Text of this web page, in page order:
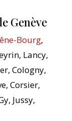
Genève
Bourg,
Lancy,
Cologny,
Corsier,
Jussy,